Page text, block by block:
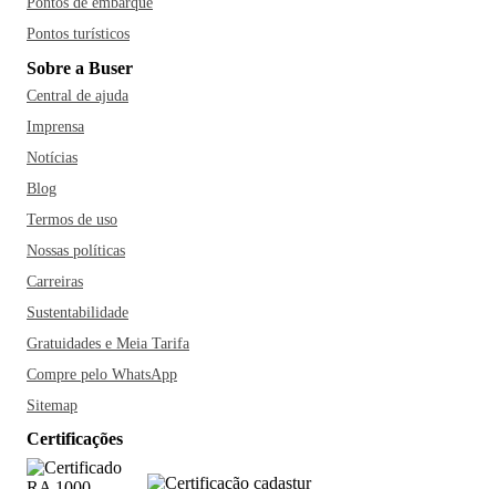
Pontos turísticos
Sobre a Buser
Central de ajuda
Imprensa
Notícias
Blog
Termos de uso
Nossas políticas
Carreiras
Sustentabilidade
Gratuidades e Meia Tarifa
Compre pelo WhatsApp
Sitemap
Certificações